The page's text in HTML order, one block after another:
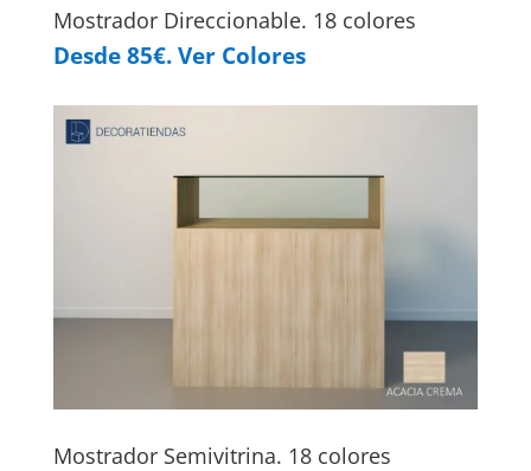
Mostrador Direccionable. 18 colores
Desde 85€. Ver Colores
Mostrador Semivitrina. 18 colores